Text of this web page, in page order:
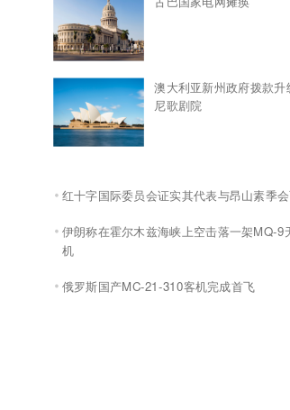
澳大利亚新州政府拨款升
尼歌剧院
红十字国际委员会证实其代表与昂山素季
伊朗称在霍尔木兹海峡上空击落一架MQ-9
机
俄罗斯国产MC-21-310客机完成首飞